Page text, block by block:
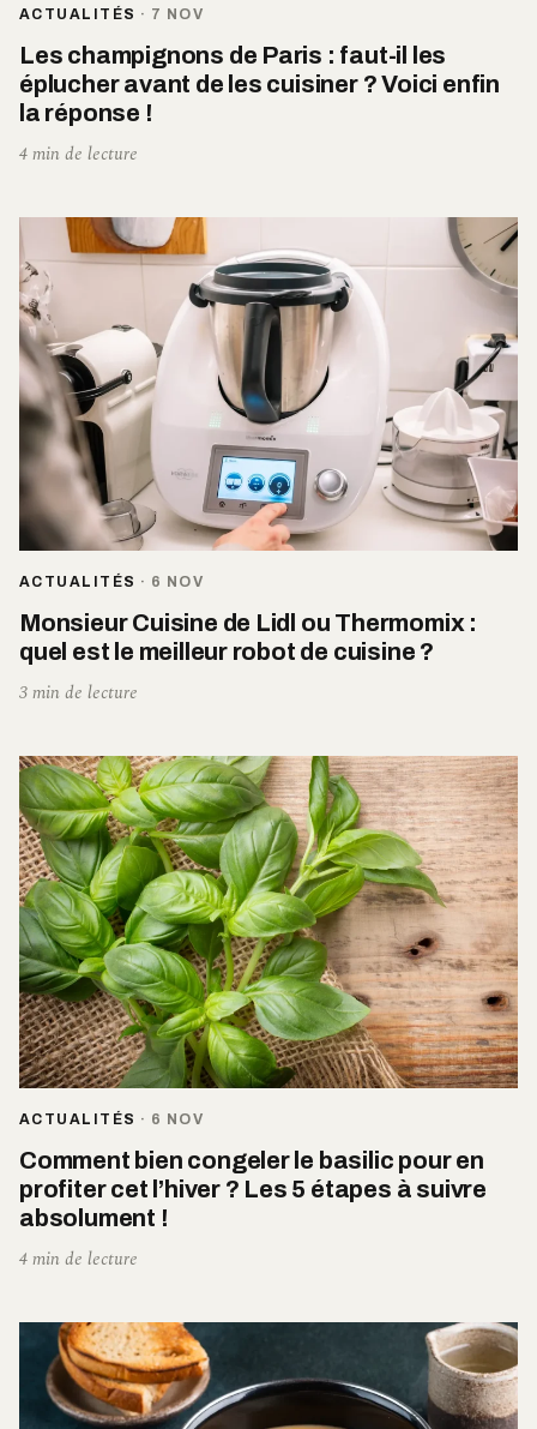
ACTUALITÉS · 7 NOV
Les champignons de Paris : faut-il les
éplucher avant de les cuisiner ? Voici enfin
la réponse !
4 min de lecture
ACTUALITÉS · 6 NOV
Monsieur Cuisine de Lidl ou Thermomix :
quel est le meilleur robot de cuisine ?
3 min de lecture
ACTUALITÉS · 6 NOV
Comment bien congeler le basilic pour en
profiter cet l’hiver ? Les 5 étapes à suivre
absolument !
4 min de lecture